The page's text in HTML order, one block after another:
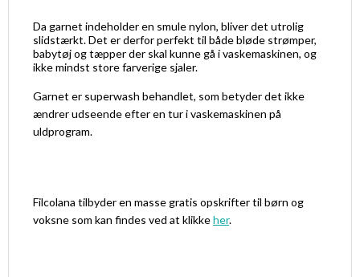
Da garnet indeholder en smule nylon, bliver det utrolig
slidstærkt. Det er derfor perfekt til både bløde strømper,
babytøj og tæpper der skal kunne gå i vaskemaskinen, og
ikke mindst store farverige sjaler.
Garnet er superwash behandlet, som betyder det ikke
ændrer udseende efter en tur i vaskemaskinen på
uldprogram.
Filcolana tilbyder en masse gratis opskrifter til børn og
voksne som kan findes ved at klikkeher.